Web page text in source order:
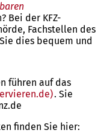
Bei der KFZ-
Fachstellen des
dies bequem und
führen auf das
(Öffnet
neuen
. Sie
finden Sie hier: